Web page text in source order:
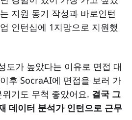
지원 동기 작성과 바로인턴
인턴십에 1지망으로 지원했
도가 높았다는 이유로 면접 대
후 SocraAI에 면접을 보러 가
기도 무척 좋았어요. 결국 그
데이터 분석가 인턴으로 근무